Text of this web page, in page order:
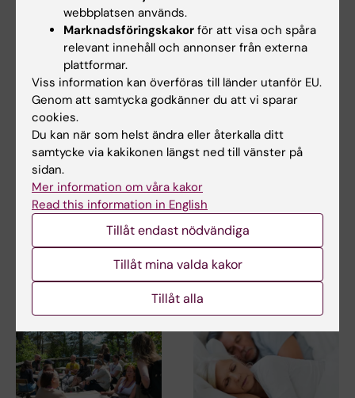
28 jul 2026
NeurotechEU:s
vinterskola om
"Smart sleep:
Exploring the future
of sleep
measurements"
NeurotechEU:s vinterskola om
smart sömn, som organiseras
1 jul 2026
studentkåren
StratNeuro har etablerat ett
kopplingen mellan…
webbplatsen används.
Marknadsföringskakor för att visa och spåra
relevant innehåll och annonser från externa
plattformar.
Viss information kan överföras till länder utanför EU.
Genom att samtycka godkänner du att vi sparar
cookies.
Du kan när som helst ändra eller återkalla ditt
samtycke via kakikonen längst ned till vänster på
sidan.
Mer information om våra kakor
Read this information in English
Tillåt endast nödvändiga
Tillåt mina valda kakor
Tillåt alla